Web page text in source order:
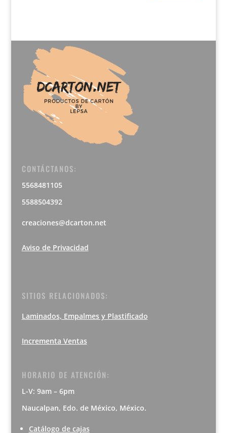
CONTÁCTANOS:
5568481105
5588504392
creaciones@dcarton.net
Aviso de Privacidad
SITIOS RELACIONADOS:
Laminados, Empalmes y Plastificado
Incrementa Ventas
HORARIO DE ATENCIÓN:
L-V: 9am – 6pm
Naucalpan, Edo. de México, México.
Catálogo de cajas